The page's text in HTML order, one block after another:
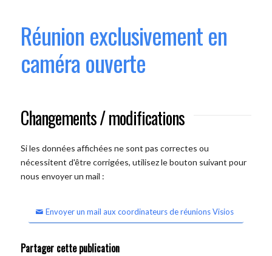
Réunion exclusivement en
caméra ouverte
Changements / modifications
Si les données affichées ne sont pas correctes ou
nécessitent d'être corrigées, utilisez le bouton suivant pour
nous envoyer un mail :
Envoyer un mail aux coordinateurs de réunions Visios
Partager cette publication